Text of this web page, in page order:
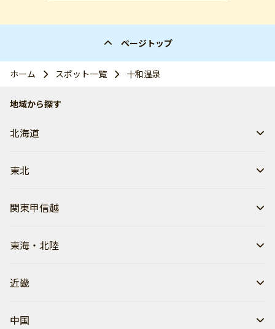
ページトップ
ホーム スポット一覧 十和温泉
地域から探す
北海道
東北
関東甲信越
東海・北陸
近畿
中国